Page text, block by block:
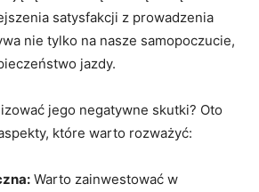
satysfakcji ⁢z prowadzenia
nie tylko na⁤ nasze ​samopoczucie,
jazdy.
jego negatywne skutki? Oto
które warto rozważyć:
Warto zainwestować w